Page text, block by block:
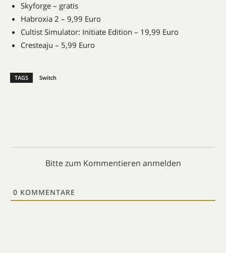
Skyforge – gratis
Habroxia 2 – 9,99 Euro
Cultist Simulator: Initiate Edition – 19,99 Euro
Cresteaju – 5,99 Euro
TAGS Switch
Bitte zum Kommentieren anmelden
0 KOMMENTARE